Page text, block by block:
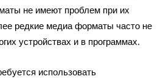
не имеют проблем при их
редкие медиа форматы часто не
устройствах и в программах.
использовать